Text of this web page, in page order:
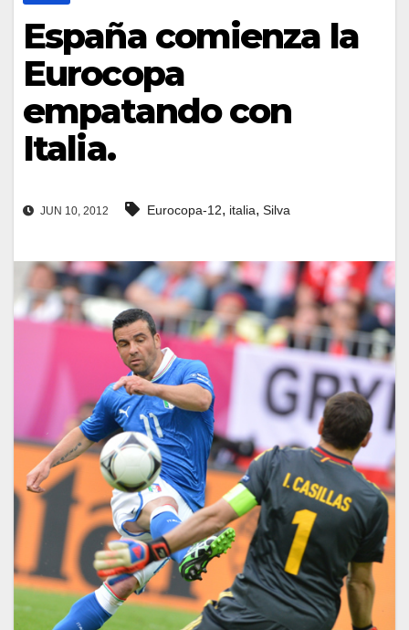
España comienza la
Eurocopa
empatando con
Italia.
JUN 10, 2012 Eurocopa-12, italia, Silva